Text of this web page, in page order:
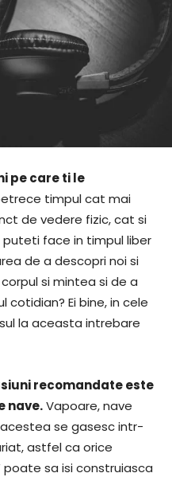
pe care ti le
timpul cat mai
de vedere fizic, cat si
puteti face in timpul liber
de a descopri noi si
si mintea si de a
cotidian? Ei bine, in cele
la aceasta intrebare
recomandate este
nave.Vapoare, nave
se gasesc intr-
astfel ca orice
poate sa isi construiasca